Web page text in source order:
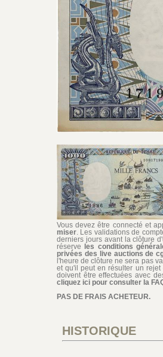
Vous devez être connecté et
miser . Les validations de
derniers jours avant la clôture
réserve les conditions
privées des live auctions de
l'heure de clôture ne sera pas
et qu'il peut en résulter un
doivent être effectuées avec
cliquez ici pour consulter la
PAS DE FRAIS ACHETEUR.
HISTORIQUE